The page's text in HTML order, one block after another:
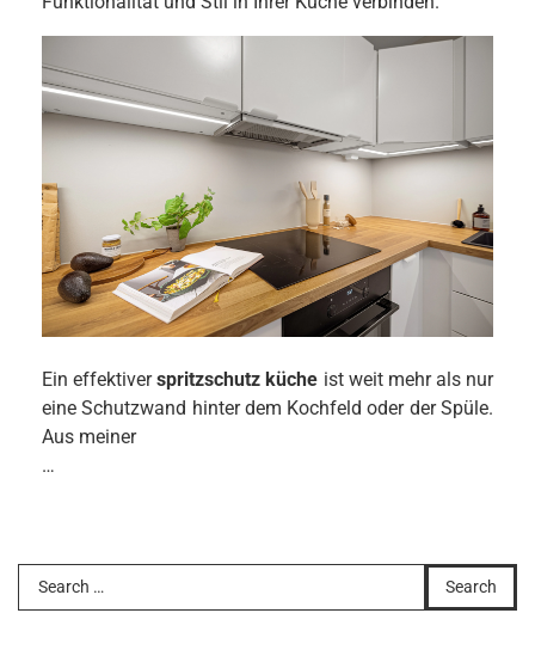
Ein effektiverspritzschutz küche ist weit mehr als nur
eine Schutzwand hinter dem Kochfeld oder der Spüle.
Aus meiner
…
Search
for: